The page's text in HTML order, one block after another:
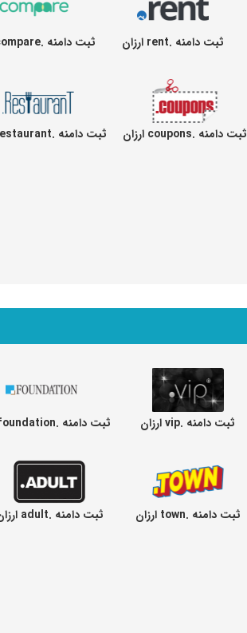
ثبت دامنه .rent ارزان ثبت دامنه .compare ارزان
ثبت دامنه .coupons ارزان ثبت دامنه .restaurant ارزان
ثبت دامنه .vip ارزان ثبت دامنه .foundation ارزان
ثبت دامنه .town ارزان ثبت دامنه .adult ارزان